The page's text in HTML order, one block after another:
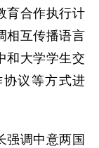
育合作执行计
相互传播语言
和大学学生交
议等方式进
调中意两国